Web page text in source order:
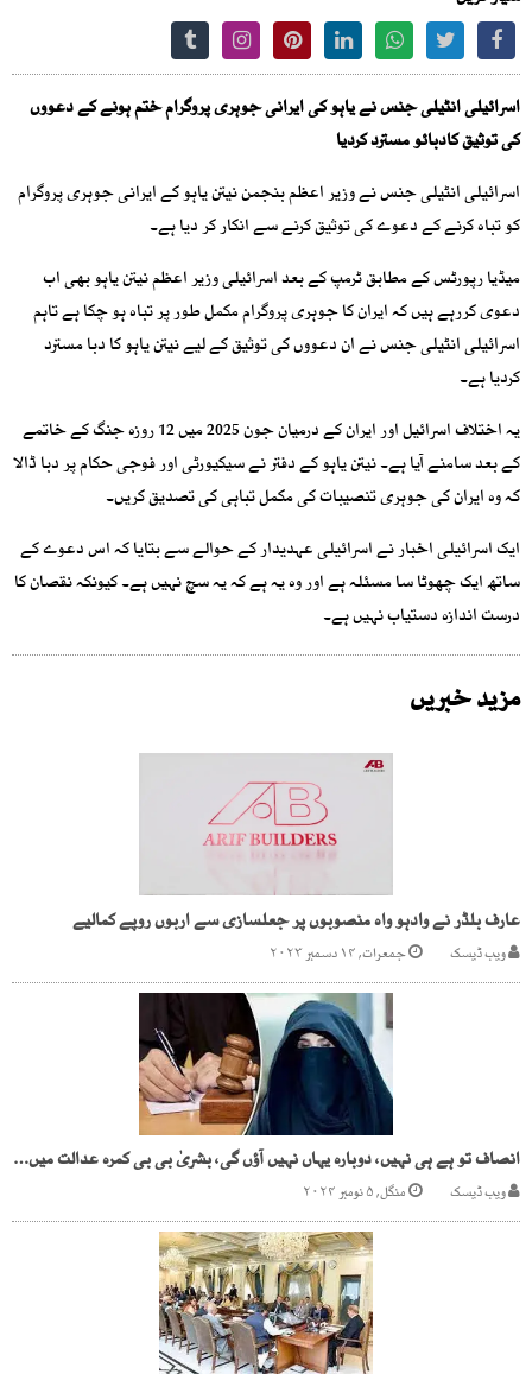
اسرائیلی انٹیلی جنس نے یاہو کی ایرانی جوہری پروگرام ختم ہونے کے دعووں
کی توثیق کادبائو مسترد کردیا
اسرائیلی انٹیلی جنس نے وزیر اعظم بنجمن نیتن یاہو کے ایرانی جوہری پروگرام
کو تباہ کرنے کے دعوے کی توثیق کرنے سے انکار کر دیا ہے۔
میڈیا رپورٹس کے مطابق ٹرمپ کے بعد اسرائیلی وزیر اعظم نیتن یاہو بھی اب
دعوی کررہے ہیں کہ ایران کا جوہری پروگرام مکمل طور پر تباہ ہو چکا ہے تاہم
اسرائیلی انٹیلی جنس نے ان دعووں کی توثیق کے لیے نیتن یاہو کا دبا مسترد
کردیا ہے۔
یہ اختلاف اسرائیل اور ایران کے درمیان جون 2025 میں 12 روزہ جنگ کے خاتمے
کے بعد سامنے آیا ہے۔ نیتن یاہو کے دفتر نے سیکیورٹی اور فوجی حکام پر دبا ڈالا
کہ وہ ایران کی جوہری تنصیبات کی مکمل تباہی کی تصدیق کریں۔
ایک اسرائیلی اخبار نے اسرائیلی عہدیدار کے حوالے سے بتایا کہ اس دعوے کے
ساتھ ایک چھوٹا سا مسئلہ ہے اور وہ یہ ہے کہ یہ سچ نہیں ہے۔ کیونکہ نقصان کا
درست اندازہ دستیاب نہیں ہے۔
مزید خبریں
عارف بلڈر نے وادہو واہ منصوبوں پر جعلسازی سے اربوں روپے کمالیے
ویب ڈیسک جمعرات, ۱۴ دسمبر ۲۰۲۳
انصاف تو ہے ہی نہیں، دوبارہ یہاں نہیں آؤں گی، بشریٰ بی بی کمرہ عدالت میں رو پڑیں
ویب ڈیسک منگل, ۵ نومبر ۲۰۲۴